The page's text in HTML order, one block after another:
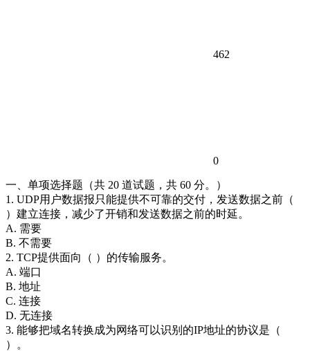
462
0
一、单项选择题（共 20 道试题，共 60 分。）
1. UDP用户数据报只能提供不可靠的交付，发送数据之前（
）建立连接，减少了开销和发送数据之前的时延。
A. 需要
B. 不需要
2. TCP提供面向（ ）的传输服务。
A. 端口
B. 地址
C. 连接
D. 无连接
3. 能够把域名转换成为网络可以识别的IP地址的协议是（
）。